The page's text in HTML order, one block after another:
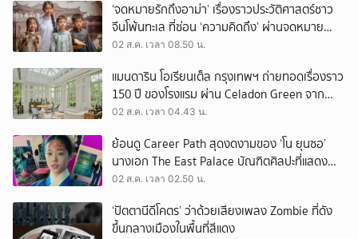
‘จดหมายรักถึงอาม่า’ เรื่องราวประวัติศาสตร์ชาว
จีนโพ้นทะเล ที่ซ่อน ‘ความคิดถึง’ ผ่านจดหมาย
‘โพยก๊วน’
02 ส.ค. เวลา 08.50 น.
แมนดาริน โอเรียนเต็ล กรุงเทพฯ ถ่ายทอดเรื่องราว
150 ปี ของโรงแรม ผ่าน Celadon Green จาก
เครื่องศิลาดล
02 ส.ค. เวลา 04.43 น.
ย้อนดู Career Path สุดงดงามของ ‘โน ยุนซอ’
นางเอก The East Palace บัณฑิตศิลปะที่แสดง
เรื่องไหนก็ปัง
02 ส.ค. เวลา 02.50 น.
‘ปัตตานีดีโคตร’ ว่าด้วยเสียงเพลง Zombie ที่ดัง
ขึ้นกลางเมืองในพื้นที่สีแดง